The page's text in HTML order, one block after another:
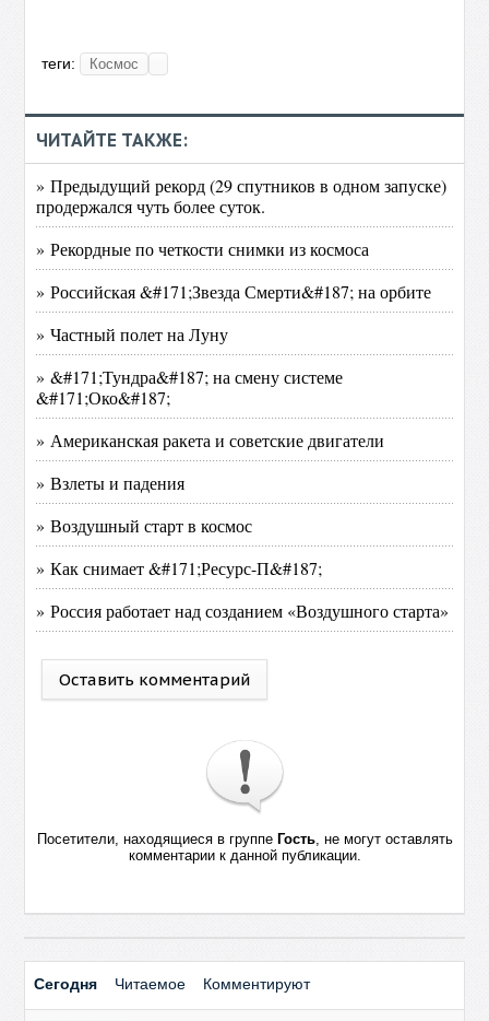
теги: Космос
ЧИТАЙТЕ ТАКЖЕ:
» Предыдущий рекорд (29 спутников в одном запуске)
продержался чуть более суток.
» Рекордные по четкости снимки из космоса
» Российская &#171;Звезда Смерти&#187; на орбите
» Частный полет на Луну
» &#171;Тундра&#187; на смену системе
&#171;Око&#187;
» Американская ракета и советские двигатели
» Взлеты и падения
» Воздушный старт в космос
» Как снимает &#171;Ресурс-П&#187;
» Россия работает над созданием «Воздушного старта»
Оставить комментарий
Посетители, находящиеся в группе Гость, не могут оставлять
комментарии к данной публикации.
Сегодня Читаемое Комментируют